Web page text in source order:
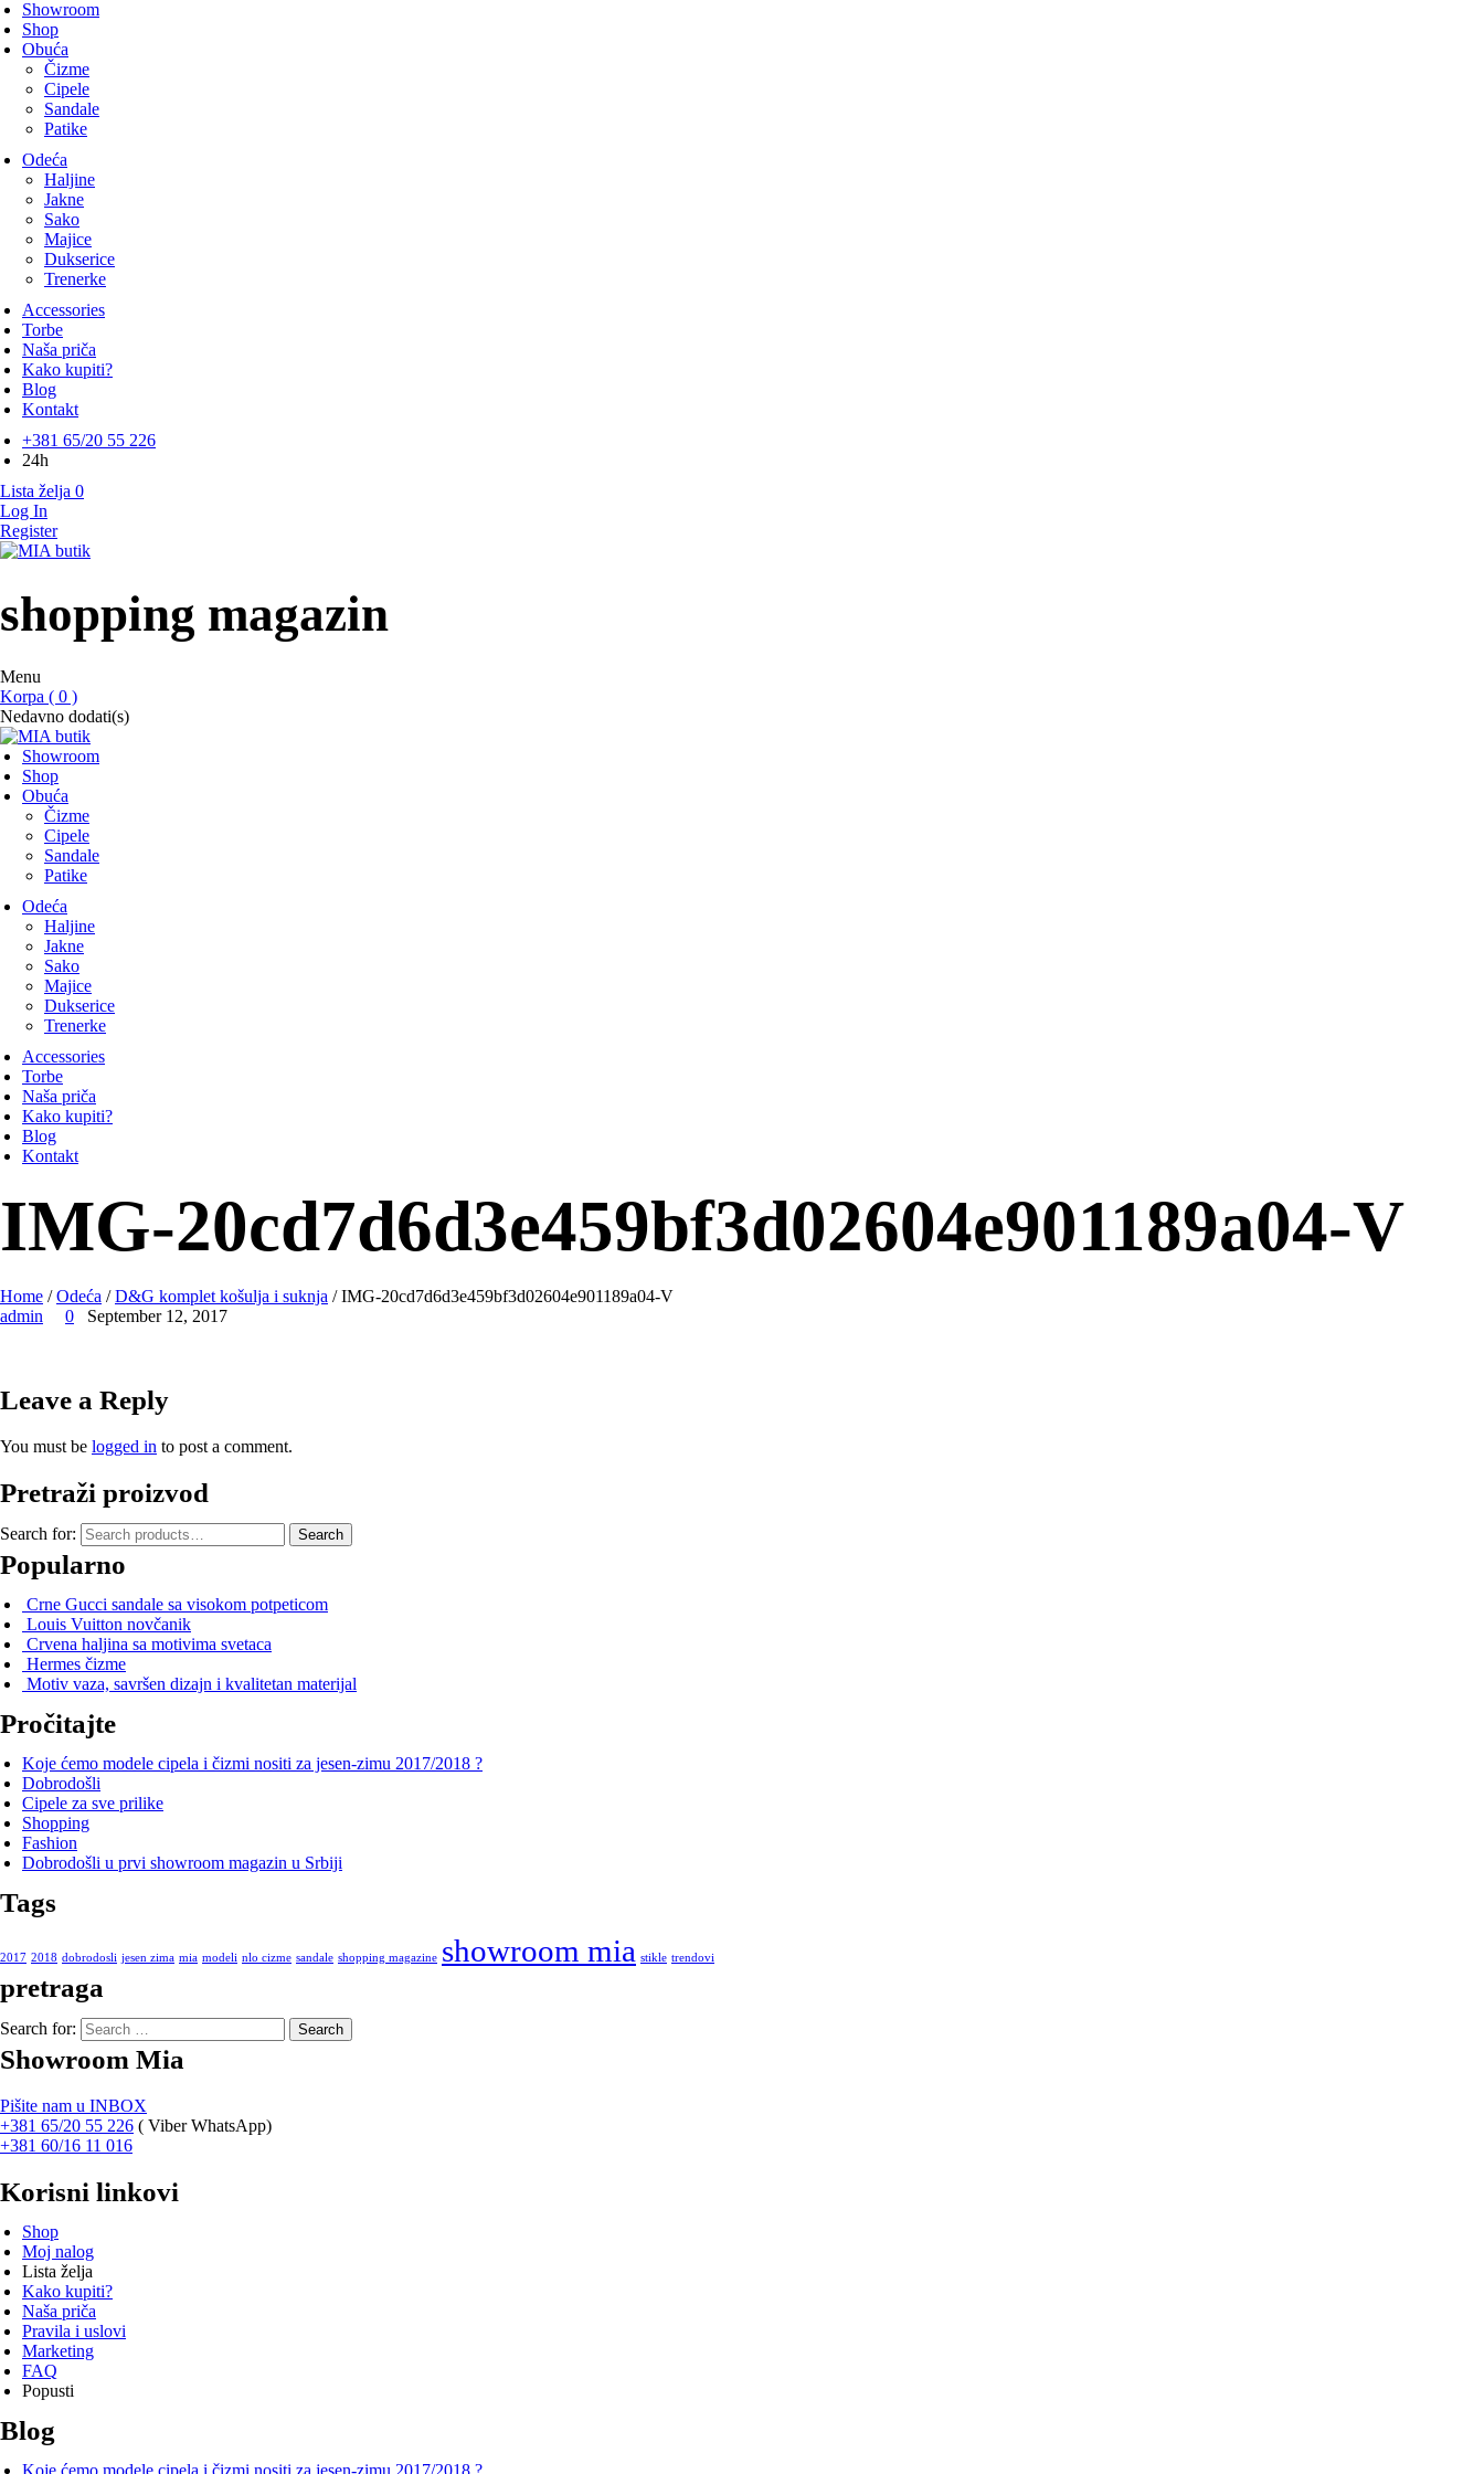
Showroom
Shop
Obuća
Čizme
Cipele
Sandale
Patike
Odeća
Haljine
Jakne
Sako
Majice
Dukserice
Trenerke
Accessories
Torbe
Naša priča
Kako kupiti?
Blog
Kontakt
+381 65/20 55 226
24h
Lista želja 0
Log In
Register
MIA butik
shopping magazin
Menu
Korpa ( 0 )
Nedavno dodati(s)
Showroom
Shop
Obuća
Čizme
Cipele
Sandale
Patike
Odeća
Haljine
Jakne
Sako
Majice
Dukserice
Trenerke
Accessories
Torbe
Naša priča
Kako kupiti?
Blog
Kontakt
IMG-20cd7d6d3e459bf3d02604e901189a04-V
Home /Odeća /D&G komplet košulja i suknja / IMG-20cd7d6d3e459bf3d02604e901189a04-V
admin
0 September 12, 2017
Leave a Reply
You must be logged in to post a comment.
Pretraži proizvod
Search for: Search
Popularno
Crne Gucci sandale sa visokom potpeticom
Louis Vuitton novčanik
Crvena haljina sa motivima svetaca
Hermes čizme
Motiv vaza, savršen dizajn i kvalitetan materijal
Pročitajte
Koje ćemo modele cipela i čizmi nositi za jesen-zimu 2017/2018 ?
Dobrodošli
Cipele za sve prilike
Shopping
Fashion
Dobrodošli u prvi showroom magazin u Srbiji
Tags
2017 2018 dobrodosli jesen zima mia modeli nlo cizme sandale shopping magazine showroom mia stikle trendovi
pretraga
Search for:
Showroom Mia
Pišite nam u INBOX
+381 65/20 55 226 ( Viber WhatsApp)
+381 60/16 11 016
Korisni linkovi
Shop
Moj nalog
Lista želja
Kako kupiti?
Naša priča
Pravila i uslovi
Marketing
FAQ
Popusti
Blog
Koje ćemo modele cipela i čizmi nositi za jesen-zimu 2017/2018 ?